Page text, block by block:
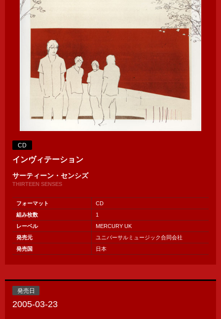
CD
インヴィテーション
サーティーン・センシズ
THIRTEEN SENSES
フォーマット
CD
組み枚数
1
レーベル
MERCURY UK
発売元
ユニバーサルミュージック合同会社
発売国
日本
発売日
2005-03-23